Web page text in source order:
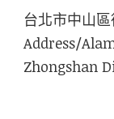
台北市中山
Address/
Zhongshan